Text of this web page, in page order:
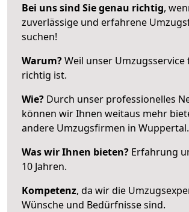
Bei uns sind Sie genau richtig,
zuverlässige und erfahrene
suchen!
Warum?Weil unser Umzugsservice
richtig ist.
Wie? Durch unser professionelles
können wir Ihnen weitaus mehr
andere Umzugsfirmen in Wuppertal.
Was wir Ihnen bieten? Erfahrung
10 Jahren.
Kompetenz, da wir die
Wünsche und Bedürfnisse sind.